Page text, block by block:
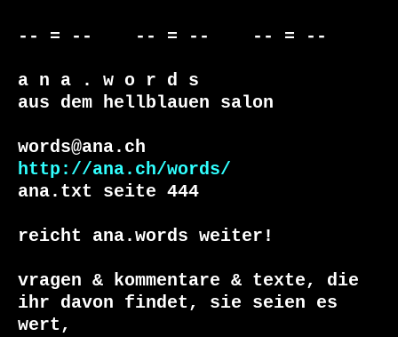
-- = --    -- = --    -- = --
a n a . w o r d s
aus dem hellblauen salon
http://ana.ch/words/
ana.txt seite 444
reicht ana.words weiter!
vragen & kommentare & texte, die
ihr davon findet, sie seien es
wert,